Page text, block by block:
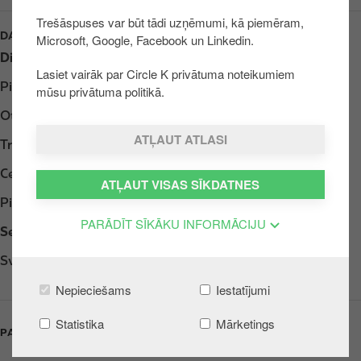
Trešāspuses var būt tādi uzņēmumi, kā piemēram,
Microsoft, Google, Facebook un Linkedin.
Lasiet vairāk par Circle K privātuma noteikumiem
mūsu privātuma politikā.
ATĻAUT ATLASI
ATĻAUT VISAS SĪKDATNES
PARĀDĪT SĪKĀKU INFORMĀCIJU
Nepieciešams
Iestatījumi
Statistika
Mārketings
u
r
DARBA LAIKS
Diena
Pirmdiena
Atvērts 24h
Otrdiena
Trešdiena
Atvērts 24h
Ceturtdiena
Atvērts 24h
Piektdiena
Atvērts 24h
Sestdiena
Atvērts 24h
Svētdiena
PAKALPOJUMI